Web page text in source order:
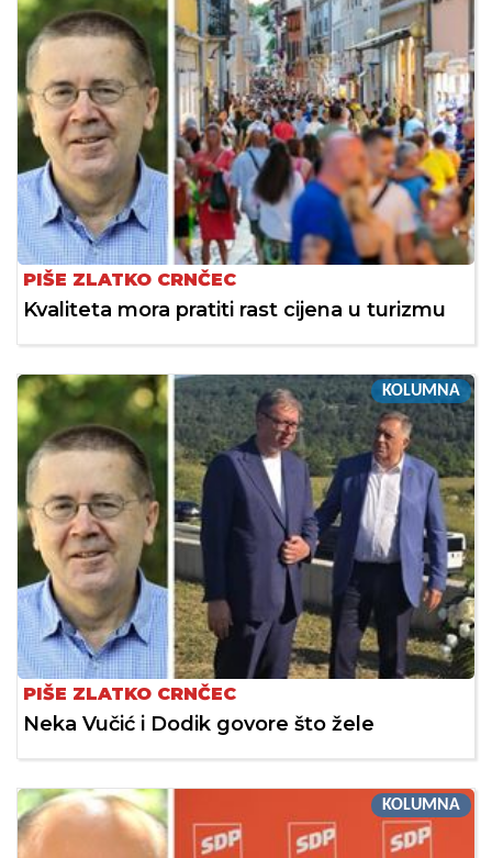
PIŠE ZLATKO CRNČEC
Kvaliteta mora pratiti rast cijena u turizmu
KOLUMNA
PIŠE ZLATKO CRNČEC
Neka Vučić i Dodik govore što žele
KOLUMNA